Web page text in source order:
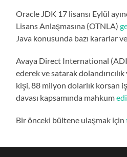
Oracle JDK 17 lisansı Eylül
Lisans Anlaşmasına (OTNLA)
Java konusunda bazı kararlar
Avaya Direct International
ederek ve satarak
kişi, 88 milyon dolarlık korsan
davası kapsamında mahkum
Bir önceki bültene ulaşmak için